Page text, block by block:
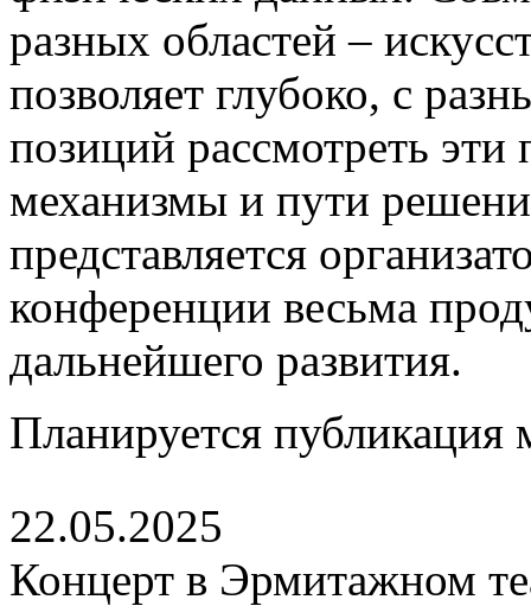
разных областей –
позволяет глубоко, с
позиций рассмотреть
механизмы и пути
представляется
конференции весьма
дальнейшего развития.
Планируется публикация
22.05.2025
Концерт в Эрмитажном